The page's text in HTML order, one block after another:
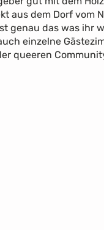
aus dem Dorf vom
genau das was ihr
einzelne
queeren